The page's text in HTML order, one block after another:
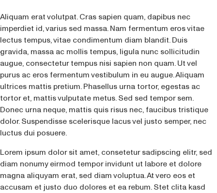
Aliquam erat volutpat. Cras sapien quam, dapibus nec
imperdiet id, varius sed massa. Nam fermentum eros vitae
lectus tempus, vitae condimentum diam blandit. Duis
gravida, massa ac mollis tempus, ligula nunc sollicitudin
augue, consectetur tempus nisi sapien non quam. Ut vel
purus ac eros fermentum vestibulum in eu augue. Aliquam
ultrices mattis pretium. Phasellus urna tortor, egestas ac
tortor et, mattis vulputate metus. Sed sed tempor sem.
Donec urna neque, mattis quis risus nec, faucibus tristique
dolor. Suspendisse scelerisque lacus vel justo semper, nec
luctus dui posuere.
Lorem ipsum dolor sit amet, consetetur sadipscing elitr, sed
diam nonumy eirmod tempor invidunt ut labore et dolore
magna aliquyam erat, sed diam voluptua. At vero eos et
accusam et justo duo dolores et ea rebum. Stet clita kasd